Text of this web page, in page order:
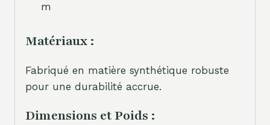
m
Matériaux :
Fabriqué en matière synthétique robuste
pour une durabilité accrue.
Dimensions et Poids :